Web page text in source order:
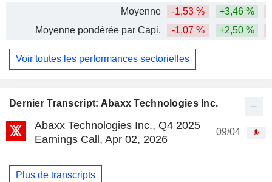
Dernier Transcript: Abaxx Technologies Inc.
Abaxx Technologies Inc., Q4 2025
Earnings Call, Apr 02, 2026
09/04
Plus de transcripts
Moyenne
-1,53 % +3,46 %
Moyenne pondérée par Capi.
-1,07 % +2,50 %
Voir toutes les performances sectorielles